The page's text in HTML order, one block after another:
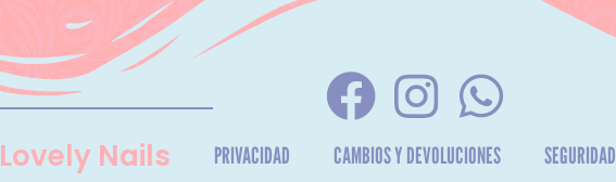
Lovely Nails PRIVACIDAD CAMBIOS Y DEVOLUCIONES SEGURIDAD